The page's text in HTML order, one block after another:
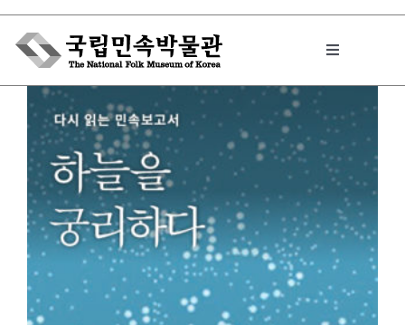
Skip
content
Toggle
박물관에서는
민속이야기
민속 인사이드